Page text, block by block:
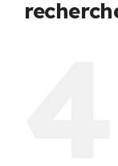
Services